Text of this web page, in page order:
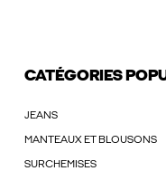
CATÉGORIES
JEANS
MANTEAUX ET BLOUSONS
SURCHEMISES